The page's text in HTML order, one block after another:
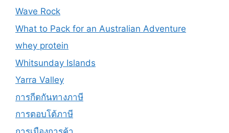
Wave Rock
What to Pack for an Australian Adventure
whey protein
Whitsunday Islands
Yarra Valley
การกีดกันทางภาษี
การตอบโต้ภาษี